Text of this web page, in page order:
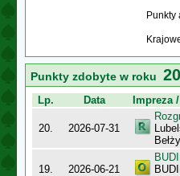
Punkty
Punkty zdobyte w roku
Lp.
Data Impreza
20. 2026-07-31
19. 2026-06-21